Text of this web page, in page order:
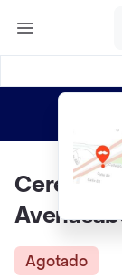
Agotado